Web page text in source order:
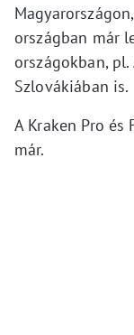
országban már
országokban,
Szlovákiában is.
A Kraken Pro és
már.